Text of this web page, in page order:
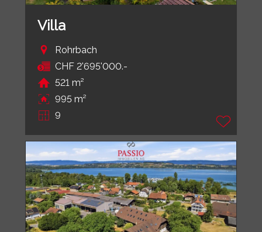
Villa
Rohrbach
CHF 2'695'000.-
521 m²
995 m²
9